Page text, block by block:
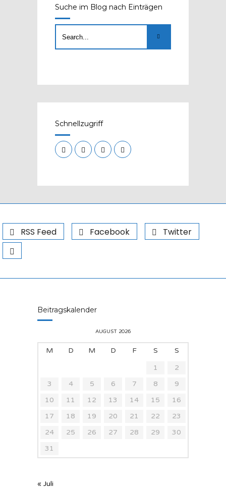
Suche im Blog nach Einträgen
Schnellzugriff
RSS Feed Facebook Twitter
Beitragskalender
AUGUST 2026
M D M D F S
S
1
2
3
4 5 6 7 8
9
10
11 12 13 14 15
16
17
18 19 20 21 22
23
24
25 26 27 28 29
30
31
« Juli